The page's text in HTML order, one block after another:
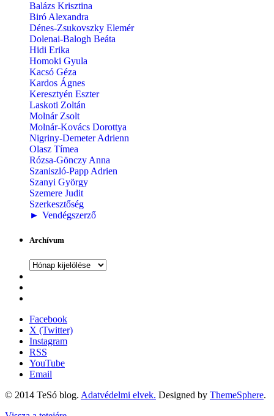
Balázs Krisztina
Biró Alexandra
Dénes-Zsukovszky Elemér
Dolenai-Balogh Beáta
Hidi Erika
Homoki Gyula
Kacsó Géza
Kardos Ágnes
Keresztyén Eszter
Laskoti Zoltán
Molnár Zsolt
Molnár-Kovács Dorottya
Nigriny-Demeter Adrienn
Olasz Tímea
Rózsa-Gönczy Anna
Szaniszló-Papp Adrien
Szanyi György
Szemere Judit
Szerkesztőség
► Vendégszerző
Archívum
Archívum
Facebook
X (Twitter)
Instagram
RSS
YouTube
Email
© 2014 TeSó blog. Adatvédelmi elvek. Designed by ThemeSphere.